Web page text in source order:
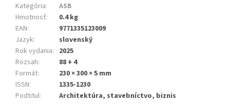
Kategória:
ASB
Hmotnosť:
0.4 kg
EAN:
9771335123009
Jazyk:
slovenský
Rok vydania: 2025
Rozsah:
88 + 4
Formát:
230 × 300 × 5 mm
ISSN:
1335-1230
Podtitul: Architektúra, stavebníctvo, biznis